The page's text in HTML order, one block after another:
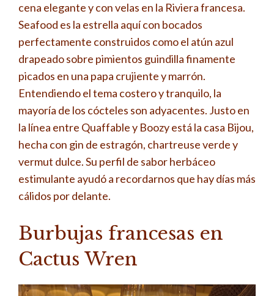
cena elegante y con velas en la Riviera francesa.
Seafood es la estrella aquí con bocados
perfectamente construidos como el atún azul
drapeado sobre pimientos guindilla finamente
picados en una papa crujiente y marrón.
Entendiendo el tema costero y tranquilo, la
mayoría de los cócteles son adyacentes. Justo en
la línea entre Quaffable y Boozy está la casa Bijou,
hecha con gin de estragón, chartreuse verde y
vermut dulce. Su perfil de sabor herbáceo
estimulante ayudó a recordarnos que hay días más
cálidos por delante.
Burbujas francesas en
Cactus Wren